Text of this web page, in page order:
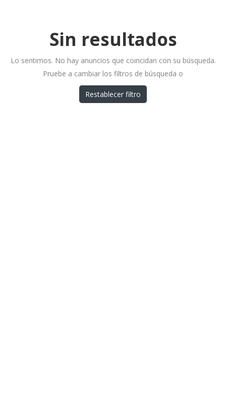
Sin resultados
Lo sentimos. No hay anuncios que coincidan con su búsqueda.
Pruebe a cambiar los filtros de búsqueda o
Restablecer filtro